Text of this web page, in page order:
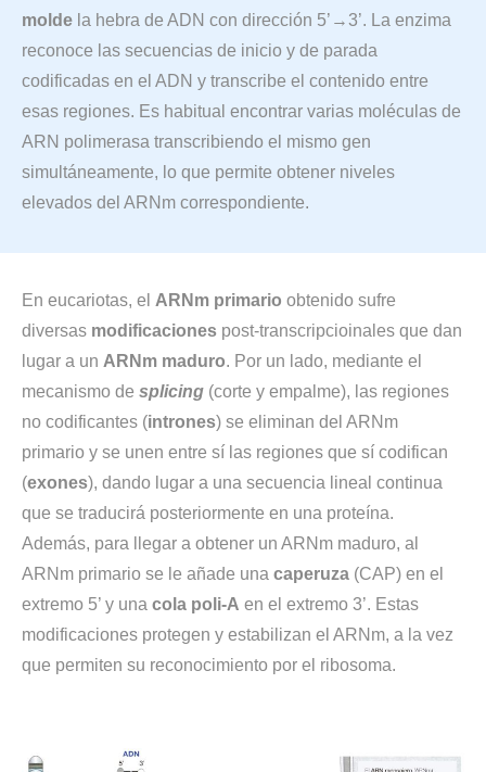
molde la hebra de ADN con dirección 5’→3’. La enzima
reconoce las secuencias de inicio y de parada
codificadas en el ADN y transcribe el contenido entre
esas regiones. Es habitual encontrar varias moléculas de
ARN polimerasa transcribiendo el mismo gen
simultáneamente, lo que permite obtener niveles
elevados del ARNm correspondiente.
En eucariotas, el ARNm primario obtenido sufre
diversas modificaciones post-transcripcioinales que dan
lugar a un ARNm maduro. Por un lado, mediante el
mecanismo de splicing (corte y empalme), las regiones
no codificantes (intrones) se eliminan del ARNm
primario y se unen entre sí las regiones que sí codifican
(exones), dando lugar a una secuencia lineal continua
que se traducirá posteriormente en una proteína.
Además, para llegar a obtener un ARNm maduro, al
ARNm primario se le añade una caperuza (CAP) en el
extremo 5’ y una cola poli-A en el extremo 3’. Estas
modificaciones protegen y estabilizan el ARNm, a la vez
que permiten su reconocimiento por el ribosoma.